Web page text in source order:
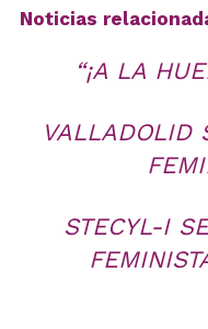
Noticias
“¡A LA
VALLADOLID
STECYL-I